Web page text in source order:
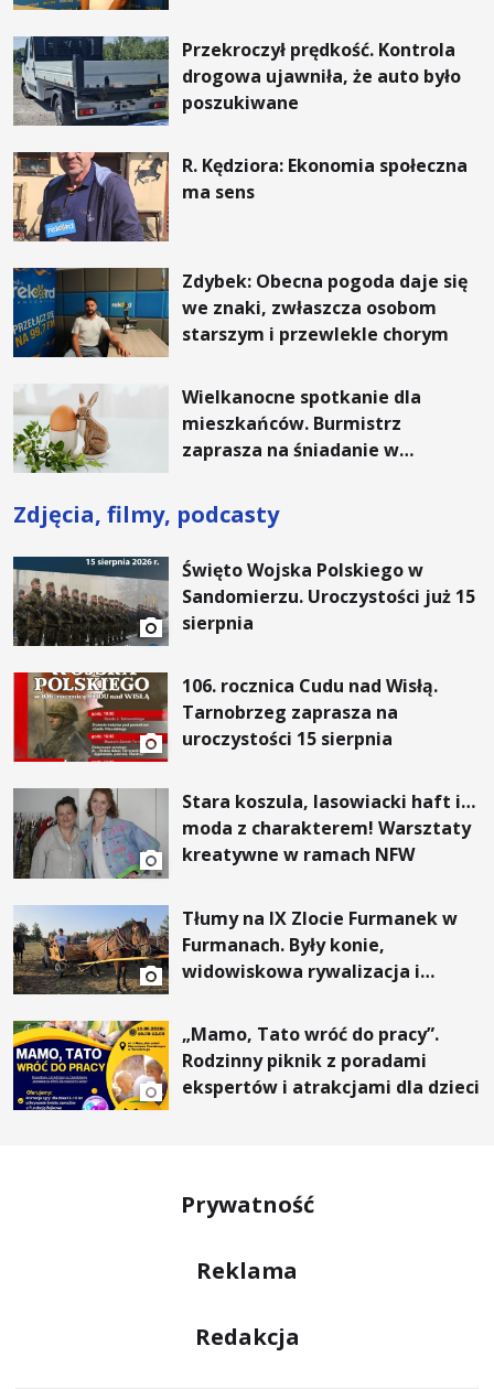
Przekroczył prędkość. Kontrola
drogowa ujawniła, że auto było
poszukiwane
R. Kędziora: Ekonomia społeczna
ma sens
Zdybek: Obecna pogoda daje się
we znaki, zwłaszcza osobom
starszym i przewlekle chorym
Wielkanocne spotkanie dla
mieszkańców. Burmistrz
zaprasza na śniadanie w
Zdjęcia, filmy, podcasty
Święto Wojska Polskiego w
Sandomierzu. Uroczystości już 15
sierpnia
106. rocznica Cudu nad Wisłą.
Tarnobrzeg zaprasza na
uroczystości 15 sierpnia
Stara koszula, lasowiacki haft i…
moda z charakterem! Warsztaty
kreatywne w ramach NFW
Tłumy na IX Zlocie Furmanek w
Furmanach. Były konie,
widowiskowa rywalizacja i
„Mamo, Tato wróć do pracy”.
Rodzinny piknik z poradami
ekspertów i atrakcjami dla dzieci
Prywatność
Reklama
Redakcja